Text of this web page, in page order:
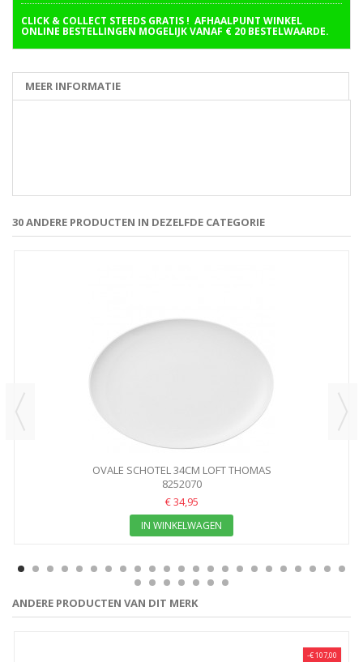
CLICK & COLLECT STEEDS GRATIS ! AFHAALPUNT WINKEL
ONLINE BESTELLINGEN MOGELIJK VANAF € 20 BESTELWAARDE.
MEER INFORMATIE
30 ANDERE PRODUCTEN IN DEZELFDE CATEGORIE
OVALE SCHOTEL 34CM LOFT THOMAS
8252070
€ 34,95
IN WINKELWAGEN
ANDERE PRODUCTEN VAN DIT MERK
-€ 107,00